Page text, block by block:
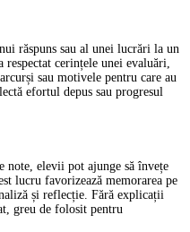
răspuns sau al unei lucrări la un
cerințele unei evaluări,
sau motivele pentru care au
efortul depus sau progresul
note, elevii pot ajunge să învețe
lucru favorizează memorarea pe
și reflecție. Fără explicații
greu de folosit pentru